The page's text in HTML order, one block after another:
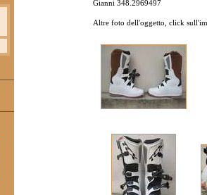
Gianni 348.2969497
Altre foto dell'oggetto, click